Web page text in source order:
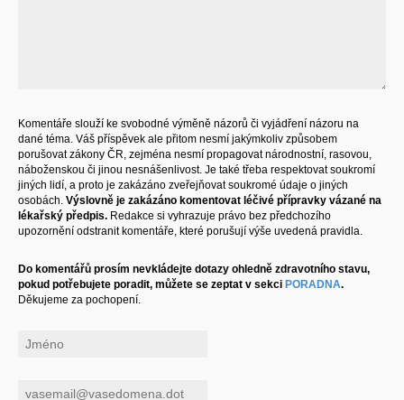
Komentáře slouží ke svobodné výměně názorů či vyjádření názoru na
dané téma. Váš příspěvek ale přitom nesmí jakýmkoliv způsobem
porušovat zákony ČR, zejména nesmí propagovat národnostní, rasovou,
náboženskou či jinou nesnášenlivost. Je také třeba respektovat soukromí
jiných lidí, a proto je zakázáno zveřejňovat soukromé údaje o jiných
osobách. Výslovně je zakázáno komentovat léčivé přípravky vázané na
lékařský předpis. Redakce si vyhrazuje právo bez předchozího
upozornění odstranit komentáře, které porušují výše uvedená pravidla.
Do komentářů prosím nevkládejte dotazy ohledně zdravotního stavu,
pokud potřebujete poradit, můžete se zeptat v sekci PORADNA.
Děkujeme za pochopení.